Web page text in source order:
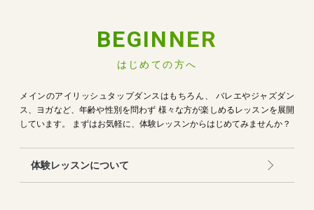
BEGINNER
はじめての方へ
メインのアイリッシュタップダンスはもちろん、
バレエやジャズダン
ス、ヨガなど、年齢や性別を問わず 様々な方が楽しめるレッスンを展開
しています。
まずはお気軽に、体験レッスンからはじめてみませんか？
体験レッスンについて